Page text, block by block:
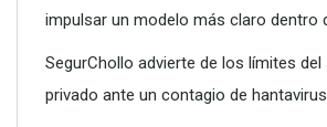
impulsar un modelo más claro dentro
SegurChollo advierte de los límites
privado ante un contagio de